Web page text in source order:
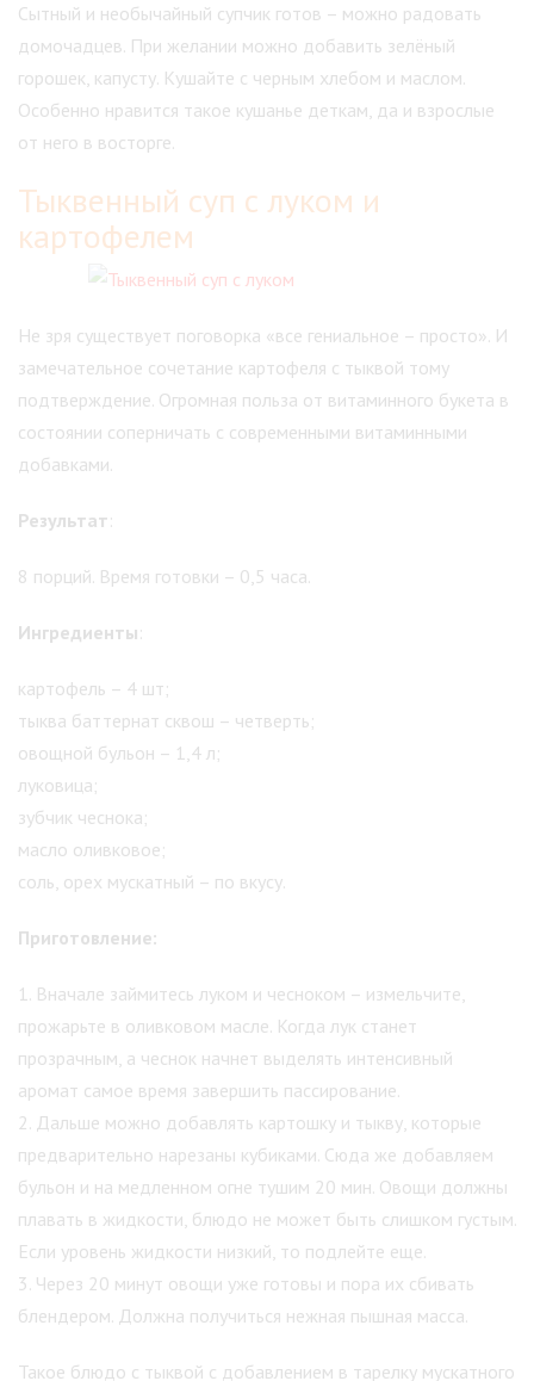
Сытный и необычайный супчик готов – можно радовать
домочадцев. При желании можно добавить зелёный
горошек, капусту. Кушайте с черным хлебом и маслом.
Особенно нравится такое кушанье деткам, да и взрослые
от него в восторге.
Тыквенный суп с луком и
картофелем
Не зря существует поговорка «все гениальное – просто». И
замечательное сочетание картофеля с тыквой тому
подтверждение. Огромная польза от витаминного букета в
состоянии соперничать с современными витаминными
добавками.
Результат:
8 порций. Время готовки – 0,5 часа.
Ингредиенты:
картофель – 4 шт;
тыква баттернат сквош – четверть;
овощной бульон – 1,4 л;
луковица;
зубчик чеснока;
масло оливковое;
соль, орех мускатный – по вкусу.
Приготовление:
1. Вначале займитесь луком и чесноком – измельчите,
прожарьте в оливковом масле. Когда лук станет
прозрачным, а чеснок начнет выделять интенсивный
аромат самое время завершить пассирование.
2. Дальше можно добавлять картошку и тыкву, которые
предварительно нарезаны кубиками. Сюда же добавляем
бульон и на медленном огне тушим 20 мин. Овощи должны
плавать в жидкости, блюдо не может быть слишком густым.
Если уровень жидкости низкий, то подлейте еще.
3. Через 20 минут овощи уже готовы и пора их сбивать
блендером. Должна получиться нежная пышная масса.
Такое блюдо с тыквой с добавлением в тарелку мускатного